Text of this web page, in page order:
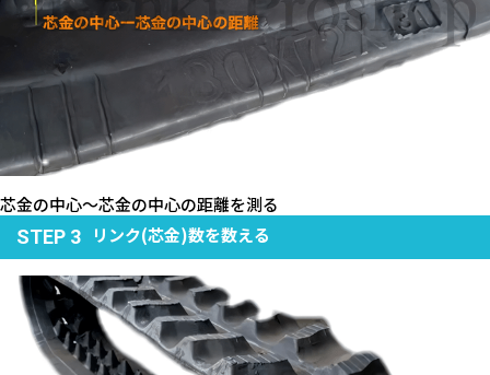
芯金の中心～芯金の中心の距離を測る
STEP 3
リンク(芯金)数を数える